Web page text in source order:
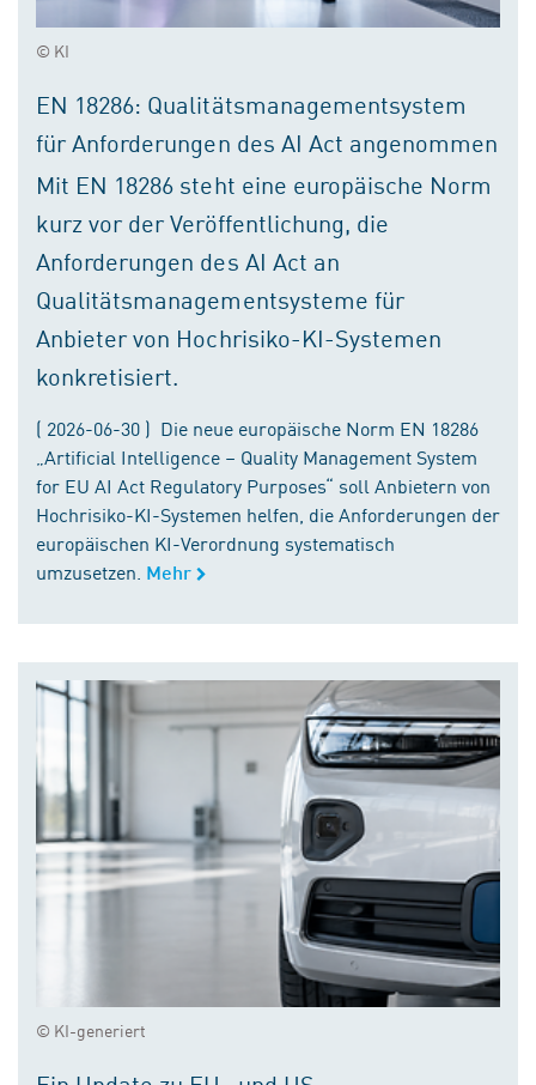
© KI
EN 18286: Qualitätsmanagementsystem
für Anforderungen des AI Act angenommen
Mit EN 18286 steht eine europäische Norm
kurz vor der Veröffentlichung, die
Anforderungen des AI Act an
Qualitätsmanagementsysteme für
Anbieter von Hochrisiko-KI-Systemen
konkretisiert.
( 2026-06-30 ) Die neue europäische Norm EN 18286
„Artificial Intelligence – Quality Management System
for EU AI Act Regulatory Purposes“ soll Anbietern von
Hochrisiko-KI-Systemen helfen, die Anforderungen der
europäischen KI-Verordnung systematisch
umzusetzen. Mehr
© KI-generiert